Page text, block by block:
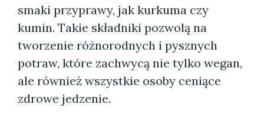
smaki przyprawy, jak kurkuma czy
kumin. Takie składniki pozwolą na
tworzenie różnorodnych i pysznych
potraw, które zachwycą nie tylko wegan,
ale również wszystkie osoby ceniące
zdrowe jedzenie.